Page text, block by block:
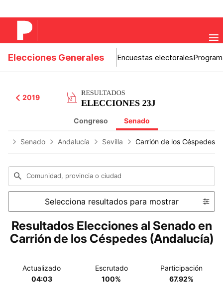
Elecciones Generales Encuestas electorales
2019
Congreso Senado
Senado Andalucía Sevilla Carrión de los Céspedes
Comunidad, provincia o ciudad
Selecciona resultados para mostrar
Resultados Elecciones al Senado en
Carrión de los Céspedes (Andalucía)
Actualizado
04:03
Escrutado
100%
Participación
67.92%